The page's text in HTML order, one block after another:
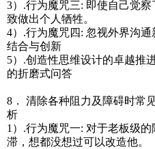
3）.行为魔咒三: 即使自己觉
致做出个人牺牲。
4）.行为魔咒四: 忽视外界沟
结合与创新
5）.创造性思维设计的卓越推
的折磨式问答
8． 清除各种阻力及障碍时常
析
1）.行为魔咒一: 对于老板级
滞，想都没想过可以改造他。